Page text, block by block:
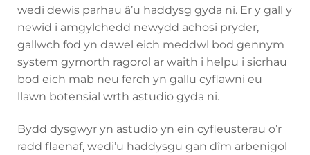
wedi dewis parhau â’u haddysg gyda ni. Er y gall y
newid i amgylchedd newydd achosi pryder,
gallwch fod yn dawel eich meddwl bod gennym
system gymorth ragorol ar waith i helpu i sicrhau
bod eich mab neu ferch yn gallu cyflawni eu
llawn botensial wrth astudio gyda ni.
Bydd dysgwyr yn astudio yn ein cyfleusterau o’r
radd flaenaf, wedi’u haddysgu gan dîm arbenigol